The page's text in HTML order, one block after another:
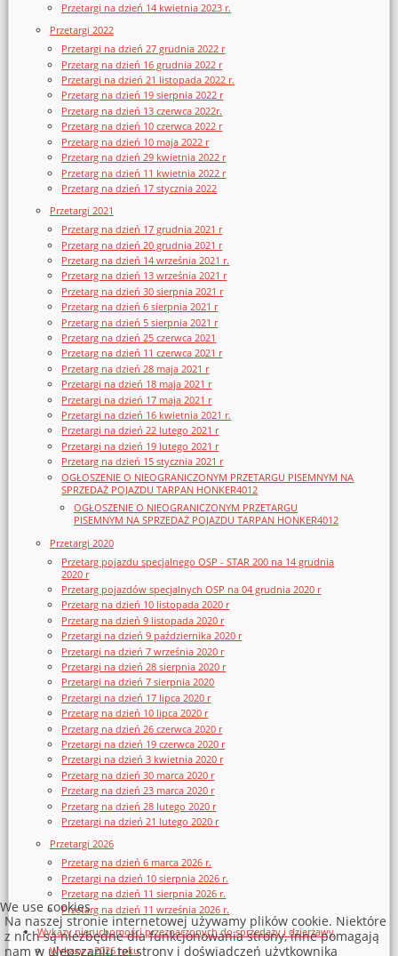
Przetargi na dzień 14 kwietnia 2023 r.
Przetargi 2022
Przetargi na dzień 27 grudnia 2022 r
Przetarg na dzień 16 grudnia 2022 r
Przetargi na dzień 21 listopada 2022 r.
Przetarg na dzień 19 sierpnia 2022 r
Przetarg na dzień 13 czerwca 2022r.
Przetarg na dzień 10 czerwca 2022 r
Przetarg na dzień 10 maja 2022 r
Przetarg na dzień 29 kwietnia 2022 r
Przetarg na dzień 11 kwietnia 2022 r
Przetarg na dzień 17 stycznia 2022
Przetargi 2021
Przetarg na dzień 17 grudnia 2021 r
Przetarg na dzień 20 grudnia 2021 r
Przetarg na dzień 14 września 2021 r.
Przetarg na dzień 13 września 2021 r
Przetarg na dzień 30 sierpnia 2021 r
Przetarg na dzień 6 sierpnia 2021 r
Przetarg na dzień 5 sierpnia 2021 r
Przetarg na dzień 25 czerwca 2021
Przetarg na dzień 11 czerwca 2021 r
Przetarg na dzień 28 maja 2021 r
Przetargi na dzień 18 maja 2021 r
Przetargi na dzień 17 maja 2021 r
Przetargi na dzień 16 kwietnia 2021 r.
Przetargi na dzień 22 lutego 2021 r
Przetargi na dzień 19 lutego 2021 r
Przetarg na dzień 15 stycznia 2021 r
OGŁOSZENIE O NIEOGRANICZONYM PRZETARGU PISEMNYM NA
SPRZEDAŻ POJAZDU TARPAN HONKER4012
OGŁOSZENIE O NIEOGRANICZONYM PRZETARGU
PISEMNYM NA SPRZEDAŻ POJAZDU TARPAN HONKER4012
Przetargi 2020
Przetarg pojazdu specjalnego OSP - STAR 200 na 14 grudnia
2020 r
Przetarg pojazdów specjalnych OSP na 04 grudnia 2020 r
Przetarg na dzień 10 listopada 2020 r
Przetarg na dzień 9 listopada 2020 r
Przetargi na dzień 9 października 2020 r
Przetargi na dzień 7 września 2020 r
Przetargi na dzień 28 sierpnia 2020 r
Przetargi na dzień 7 sierpnia 2020
Przetargi na dzień 17 lipca 2020 r
Przetarg na dzień 10 lipca 2020 r
Przetarg na dzień 26 czerwca 2020 r
Przetargi na dzień 19 czerwca 2020 r
Przetargi na dzień 3 kwietnia 2020 r
Przetarg na dzień 30 marca 2020 r
Przetarg na dzień 23 marca 2020 r
Przetarg na dzień 28 lutego 2020 r
Przetargi na dzień 21 lutego 2020 r
Przetargi 2026
Przetarg na dzień 6 marca 2026 r.
Przetargi na dzień 10 sierpnia 2026 r.
Przetarg na dzień 11 sierpnia 2026 r.
Przetarg na dzień 11 września 2026 r.
Wykazy nieruchomości przeznaczonych do sprzedaży i dzierżawy
Wykazy z 2026 roku
We use cookies
Na naszej stronie internetowej używamy plików cookie. Niektóre
z nich są niezbędne dla funkcjonowania strony, inne pomagają
nam w ulepszaniu tej strony i doświadczeń użytkownika